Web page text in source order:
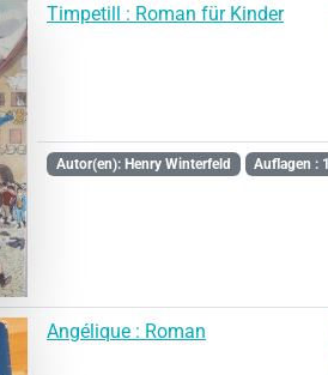
Timpetill : Roman für Kinder
Autor(en): Henry Winterfeld Auflagen : 1
Angélique : Roman